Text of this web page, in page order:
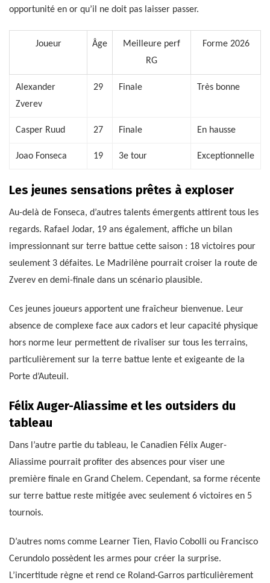
opportunité en or qu’il ne doit pas laisser passer.
Joueur Âge
Meilleure perf
RG
Forme 2026
Alexander
Zverev
29 Finale Très bonne
Casper Ruud 27 Finale En hausse
Joao Fonseca 19 3e tour Exceptionnelle
Les jeunes sensations prêtes à exploser
Au-delà de Fonseca, d’autres talents émergents attirent tous les
regards. Rafael Jodar, 19 ans également, affiche un bilan
impressionnant sur terre battue cette saison : 18 victoires pour
seulement 3 défaites. Le Madrilène pourrait croiser la route de
Zverev en demi-finale dans un scénario plausible.
Ces jeunes joueurs apportent une fraîcheur bienvenue. Leur
absence de complexe face aux cadors et leur capacité physique
hors norme leur permettent de rivaliser sur tous les terrains,
particulièrement sur la terre battue lente et exigeante de la
Porte d’Auteuil.
Félix Auger-Aliassime et les outsiders du
tableau
Dans l’autre partie du tableau, le Canadien Félix Auger-
Aliassime pourrait profiter des absences pour viser une
première finale en Grand Chelem. Cependant, sa forme récente
sur terre battue reste mitigée avec seulement 6 victoires en 5
tournois.
D’autres noms comme Learner Tien, Flavio Cobolli ou Francisco
Cerundolo possèdent les armes pour créer la surprise.
L’incertitude règne et rend ce Roland-Garros particulièrement